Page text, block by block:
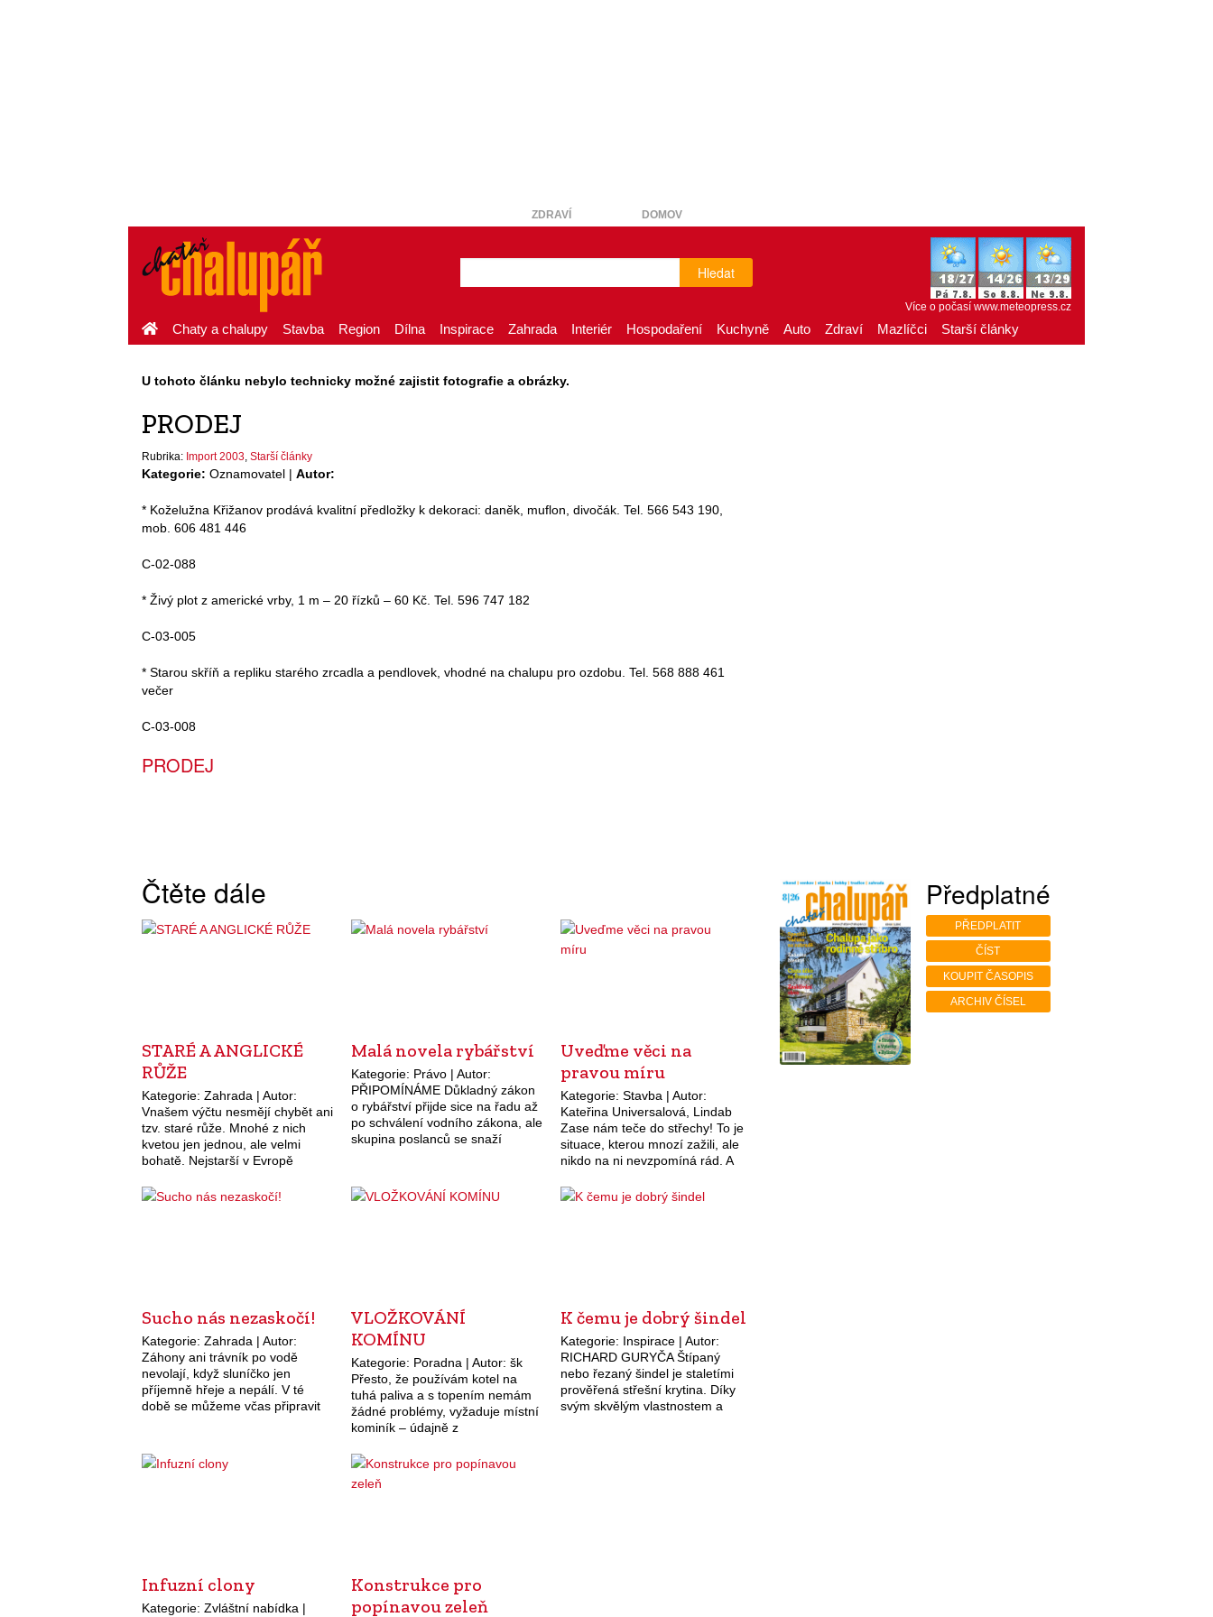
ZDRAVÍ DOMOV
Hledat
Více o počasí www.meteopress.cz
Chaty a chalupy Stavba Region Dílna Inspirace Zahrada Interiér Hospodaření Kuchyně Auto Zdraví Mazlíčci Starší články
U tohoto článku nebylo technicky možné zajistit fotografie a obrázky.
PRODEJ
Rubrika: Import 2003 Starší články
Kategorie: Oznamovatel | Autor:
* Koželužna Křižanov prodává kvalitní předložky k dekoraci: daněk, muflon, divočák. Tel. 566 543 190,
mob. 606 481 446
C-02-088
* Živý plot z americké vrby, 1 m – 20 řízků – 60 Kč. Tel. 596 747 182
C-03-005
* Starou skříň a repliku starého zrcadla a pendlovek, vhodné na chalupu pro ozdobu. Tel. 568 888 461
večer
C-03-008
PRODEJ
Čtěte dále
STARÉ A ANGLICKÉ
RŮŽE
Kategorie: Zahrada | Autor:
Vnašem výčtu nesmějí chybět ani
tzv. staré růže. Mnohé z nich
kvetou jen jednou, ale velmi
bohatě. Nejstarší v Evropě
bezpochyby nízká růže keltská
Malá novela rybářství
Kategorie: Právo | Autor:
PŘIPOMÍNÁME Důkladný zákon
o rybářství přijde sice na řadu až
po schválení vodního zákona, ale
skupina poslanců se snaží
1963. Dosavadní norma…
Uveďme věci na
pravou míru
Kategorie: Stavba | Autor:
Kateřina Universalová, Lindab
Zase nám teče do střechy! To je
situace, kterou mnozí zažili, ale
nikdo na ni nevzpomíná rád. A
otázka: “Kolik stojí nová…
Sucho nás nezaskočí!
Kategorie: Zahrada | Autor:
Záhony ani trávník po vodě
nevolají, když sluníčko jen
příjemně hřeje a nepálí. V té
době se můžeme včas připravit
zahrádku…
VLOŽKOVÁNÍ
KOMÍNU
Kategorie: Poradna | Autor: šk
Přesto, že používám kotel na
tuhá paliva a s topením nemám
žádné problémy, vyžaduje místní
kominík – údajně z
vyvložkování komínu. (P. K.,
Zahrádka) Jestliže se ve…
K čemu je dobrý šindel
Kategorie: Inspirace | Autor:
RICHARD GURYČA Štípaný
nebo řezaný šindel je staletími
prověřená střešní krytina. Díky
svým skvělým vlastnostem a
Infuzní clony
Kategorie: Zvláštní nabídka |
Konstrukce pro
popínavou zeleň
Předplatné
PŘEDPLATIT
ČÍST
KOUPIT ČASOPIS
ARCHIV ČÍSEL